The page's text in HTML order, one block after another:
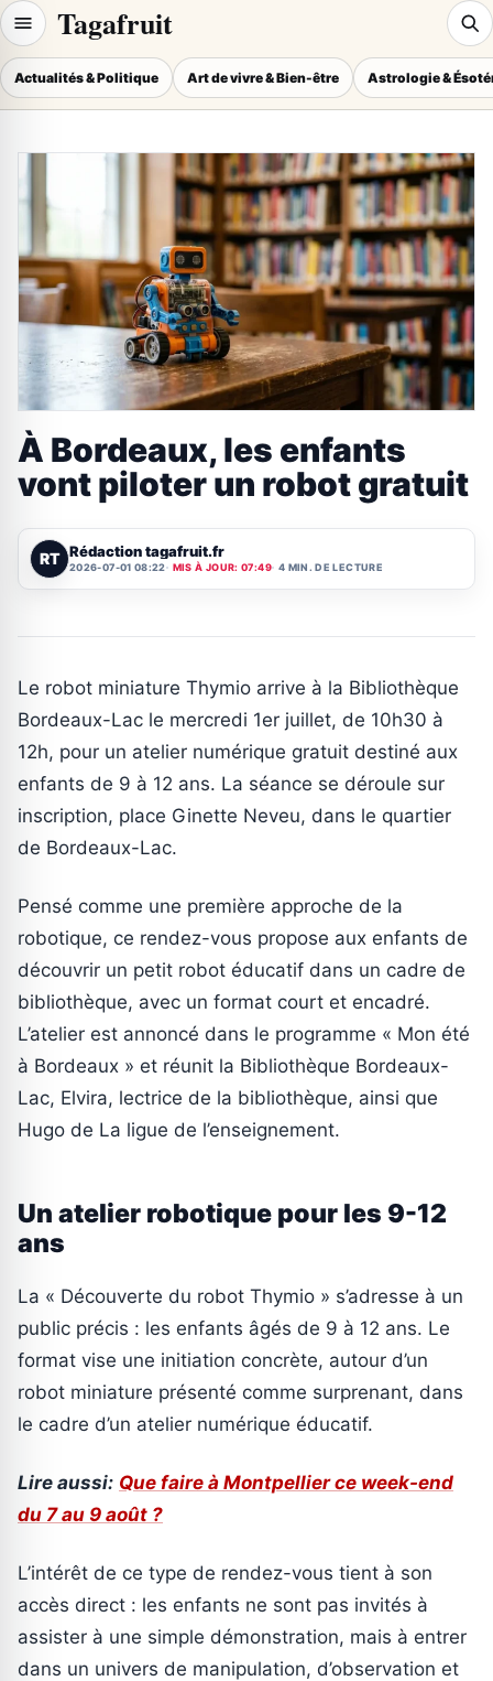
Tagafruit
Actualités & Politique Art de vivre & Bien-être Astrologie &
À Bordeaux, les enfants
vont piloter un robot gratuit
RT Rédaction tagafruit.fr
2026-07-01 08:22 MIS À JOUR: 07:49 4 MIN. DE LECTURE
Le robot miniature Thymio arrive à la Bibliothèque
Bordeaux-Lac le mercredi 1er juillet, de 10h30 à
12h, pour un atelier numérique gratuit destiné aux
enfants de 9 à 12 ans. La séance se déroule sur
inscription, place Ginette Neveu, dans le quartier
de Bordeaux-Lac.
Pensé comme une première approche de la
robotique, ce rendez-vous propose aux enfants de
découvrir un petit robot éducatif dans un cadre de
bibliothèque, avec un format court et encadré.
L’atelier est annoncé dans le programme « Mon été
à Bordeaux » et réunit la Bibliothèque Bordeaux-
Lac, Elvira, lectrice de la bibliothèque, ainsi que
Hugo de La ligue de l’enseignement.
Un atelier robotique pour les 9-12
ans
La « Découverte du robot Thymio » s’adresse à un
public précis : les enfants âgés de 9 à 12 ans. Le
format vise une initiation concrète, autour d’un
robot miniature présenté comme surprenant, dans
le cadre d’un atelier numérique éducatif.
Lire aussi: Que faire à Montpellier ce week-end
du 7 au 9 août ?
L’intérêt de ce type de rendez-vous tient à son
accès direct : les enfants ne sont pas invités à
assister à une simple démonstration, mais à entrer
dans un univers de manipulation, d’observation et